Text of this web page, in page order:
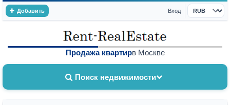
Добавить Вход
Валюта
Продажа квартирв Москве
Поиск недвижимости